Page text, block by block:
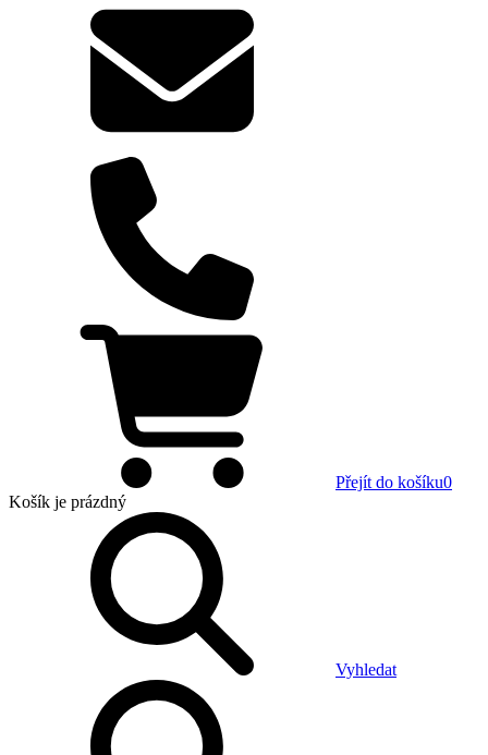
Přejít do košíku0
Košík je prázdný
Vyhledat